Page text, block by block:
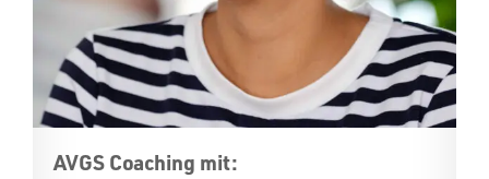
AVGS Coaching mit: